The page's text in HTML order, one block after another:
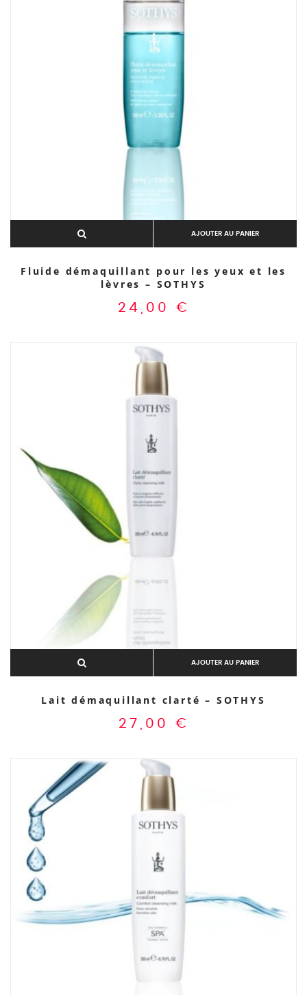
AJOUTER AU PANIER
Fluide démaquillant pour les yeux et les
lèvres – SOTHYS
24,00 €
AJOUTER AU PANIER
Lait démaquillant clarté – SOTHYS
27,00 €